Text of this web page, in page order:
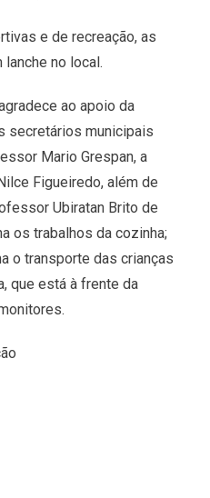
e de recreação, as
no local.
ao apoio da
secretários municipais
Mario Grespan, a
Figueiredo, além de
Ubiratan Brito de
os trabalhos da cozinha;
o transporte das crianças
que está à frente da